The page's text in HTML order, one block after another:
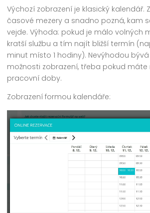
Výchozí zobrazení je klasický kalendář.
časové mezery a snadno pozná, kam
vejde. Výhoda: pokud je málo volných
kratší službu a tím najít bližší termín
minut místo 1 hodiny). Nevýhodou
možnosti zobrazení, třeba pokud
pracovní doby.
Zobrazení formou kalendáře: